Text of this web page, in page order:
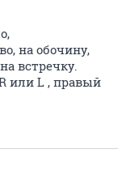
на обочину,
встречку.
или L , правый